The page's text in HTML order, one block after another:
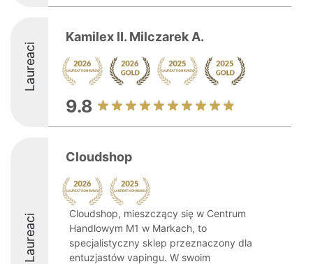
Laureaci
Kamilex II. Milczarek A.
9.8
Laureaci
Cloudshop
Cloudshop, mieszczący się w Centrum
Handlowym M1 w Markach, to
specjalistyczny sklep przeznaczony dla
entuzjastów vapingu. W swoim